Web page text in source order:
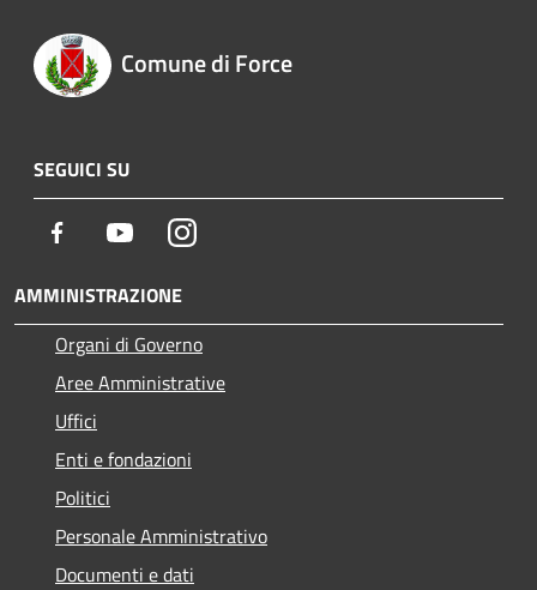
Comune di Force
SEGUICI SU
Facebook YoutubeInstagram
AMMINISTRAZIONE
Organi di Governo
Aree Amministrative
Uffici
Enti e fondazioni
Politici
Personale Amministrativo
Documenti e dati